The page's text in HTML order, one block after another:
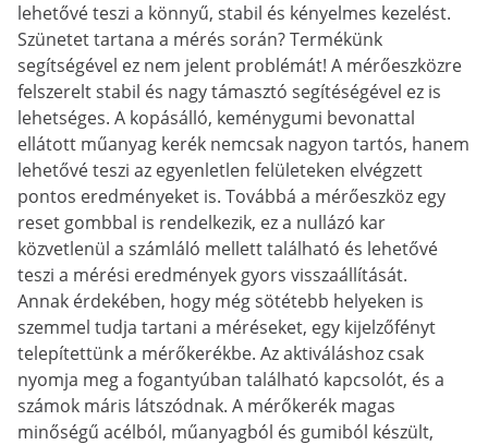
lehetővé teszi a könnyű, stabil és kényelmes kezelést.
Szünetet tartana a mérés során? Termékünk
segítségével ez nem jelent problémát! A mérőeszközre
felszerelt stabil és nagy támasztó segítéségével ez is
lehetséges. A kopásálló, keménygumi bevonattal
ellátott műanyag kerék nemcsak nagyon tartós, hanem
lehetővé teszi az egyenletlen felületeken elvégzett
pontos eredményeket is. Továbbá a mérőeszköz egy
reset gombbal is rendelkezik, ez a nullázó kar
közvetlenül a számláló mellett található és lehetővé
teszi a mérési eredmények gyors visszaállítását.
Annak érdekében, hogy még sötétebb helyeken is
szemmel tudja tartani a méréseket, egy kijelzőfényt
telepítettünk a mérőkerékbe. Az aktiváláshoz csak
nyomja meg a fogantyúban található kapcsolót, és a
számok máris látszódnak. A mérőkerék magas
minőségű acélból, műanyagból és gumiból készült,